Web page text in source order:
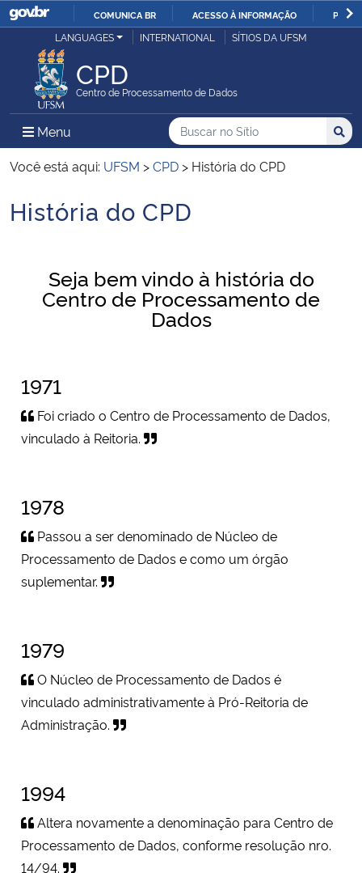
IR
COMUNICA BR ACESSO À INFORMAÇÃO
Ministério da Justiça e Segurança Pública
Ministério da Defesa
Ministério das Relações Exteriores
Ministério da Economia
Ministério da Agricultura, Pecuária e Abastecimento
Ministério da Saúde
Ministério da Ciência, Tecnologia, Inovações e Comunicações
Ministério do Turismo
Controladoria-Geral da União
Ministério da Mulher, da Família e dos Direitos Humanos
Secretaria de Governo
Gabinete de Segurança Institucional
LANGUAGES INTERNATIONAL SÍTIOS DA UFSM
CPD
Centro de Processamento de Dados
Menu Menu Principal do Sítio
Busca
Buscar no no Sítio
Busca:
Você está aqui: UFSM >CPD > História do CPD
Início do conteúdo
História do CPD
Seja bem vindo à história do
Centro de Processamento de
Dados
1971
Foi criado o Centro de Processamento de Dados,
vinculado à Reitoria.
1978
Passou a ser denominado de Núcleo de
Processamento de Dados e como um órgão
suplementar.
1979
O Núcleo de Processamento de Dados é
vinculado administrativamente à Pró-Reitoria de
Administração.
1994
Altera novamente a denominação para Centro de
Processamento de Dados, conforme resolução nro.
14/94.